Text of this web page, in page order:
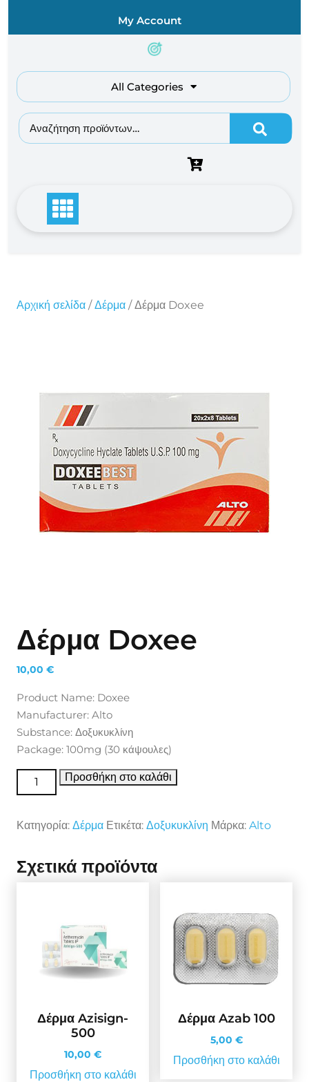
My Account
All Categories
Αναζήτηση για:
Αρχική σελίδα /Δέρμα / Δέρμα Doxee
Δέρμα Doxee
10,00 €
Product Name: Doxee
Manufacturer: Alto
Substance: Δοξυκυκλίνη
Package: 100mg (30 κάψουλες)
Δέρμα Doxee ποσότητα
Προσθήκη στο καλάθι
Κατηγορία: Δέρμα Ετικέτα: Δοξυκυκλίνη Μάρκα: Alto
Σχετικά προϊόντα
Δέρμα Azisign-
500
10,00 €
Προσθήκη στο καλάθι
Δέρμα Azab 100
5,00 €
Προσθήκη στο καλάθι